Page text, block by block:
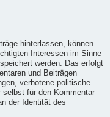
hinterlassen, können
Interessen im Sinne
werden. Das erfolgt
und Beiträgen
verbotene politische
selbst für den Kommentar
der Identität des